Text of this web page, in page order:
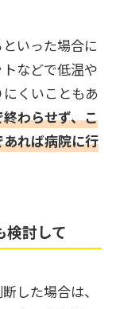
いった場合に
などで低温や
くいこともあ
わらせず、こ
れば病院に行
検討して
した場合は、